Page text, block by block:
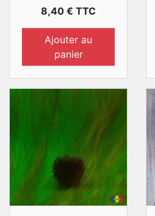
Prix
8,40 € TTC
Ajouter au
panier